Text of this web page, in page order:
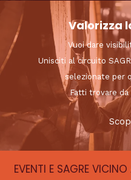
Valorizza
Vuoi dare
Unisciti al circuito
selezionate per
Fatti trovare da
EVENTI E SAGRE VICINO